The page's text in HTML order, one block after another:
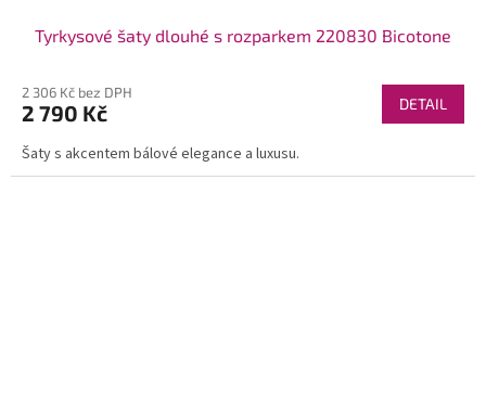
Tyrkysové šaty dlouhé s rozparkem 220830 Bicotone
2 306 Kč bez DPH
2 790 Kč DETAIL
Šaty s akcentem bálové elegance a luxusu.